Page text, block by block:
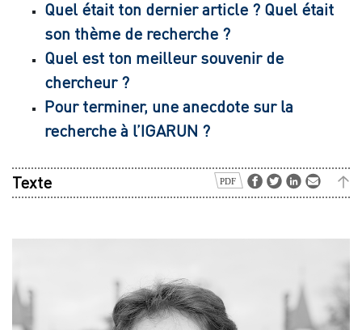
Quel était ton dernier article ? Quel était
son thème de recherche ?
Quel est ton meilleur souvenir de
chercheur ?
Pour terminer, une anecdote sur la
recherche à l’IGARUN ?
Texte